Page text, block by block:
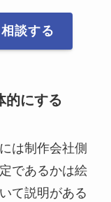
談する
的にする
は制作会社側
であるかは絵
て説明がある